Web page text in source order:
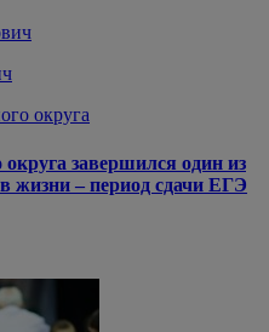
округа
завершился один из
жизни – период сдачи ЕГЭ